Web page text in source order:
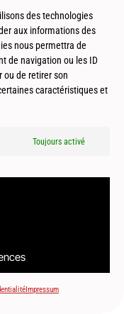
des technologies
aux informations des
nous permettra de
de navigation ou les ID
ou de retirer son
caractéristiques et
Toujours activé
Impressum
Montpellier-Biarritz